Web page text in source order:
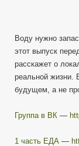
Воду нужно
этот выпуск
расскажет о
реальной жизни.
будущем, а не
Группа в ВК —
1 часть ЕДА —